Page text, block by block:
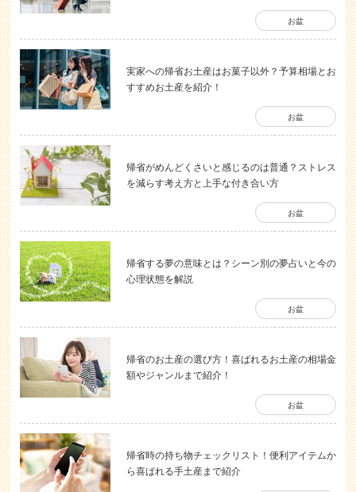
お盆
実家への帰省お土産はお菓子以外？予算相場とお
すすめお土産を紹介！
お盆
帰省がめんどくさいと感じるのは普通？ストレス
を減らす考え方と上手な付き合い方
お盆
帰省する夢の意味とは？シーン別の夢占いと今の
心理状態を解説
お盆
帰省のお土産の選び方！喜ばれるお土産の相場金
額やジャンルまで紹介！
お盆
帰省時の持ち物チェックリスト！便利アイテムか
ら喜ばれる手土産まで紹介